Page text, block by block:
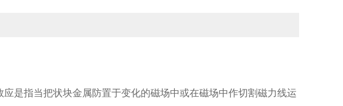
是指当把状块金属防置于变化的磁场中或在磁场中作切割磁力线运